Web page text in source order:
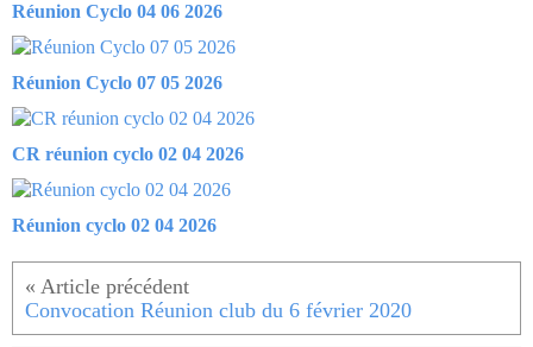
Réunion Cyclo 04 06 2026
Réunion Cyclo 07 05 2026
CR réunion cyclo 02 04 2026
Réunion cyclo 02 04 2026
Convocation Réunion club du 6 février 2020